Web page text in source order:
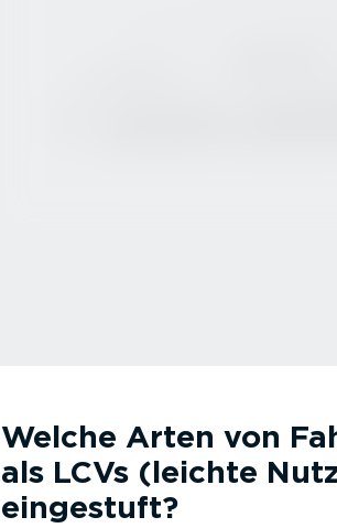
Welche Arten von
als LCVs (leichte
eingestuft?